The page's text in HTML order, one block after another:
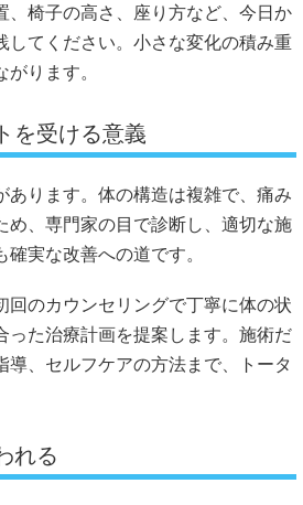
、椅子の高さ、座り方など、今日か
してください。小さな変化の積み重
ります。
を受ける意義
あります。体の構造は複雑で、痛み
め、専門家の目で診断し、適切な施
実な改善への道です。
回のカウンセリングで丁寧に体の状
った治療計画を提案します。施術だ
導、セルフケアの方法まで、トータ
れる